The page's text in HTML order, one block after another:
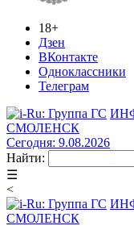
18+
Дзен
ВКонтакте
Одноклассники
Телеграм
СМОЛЕНСК
Сегодня: 9.08.2026
Найти:
☰
<
СМОЛЕНСК